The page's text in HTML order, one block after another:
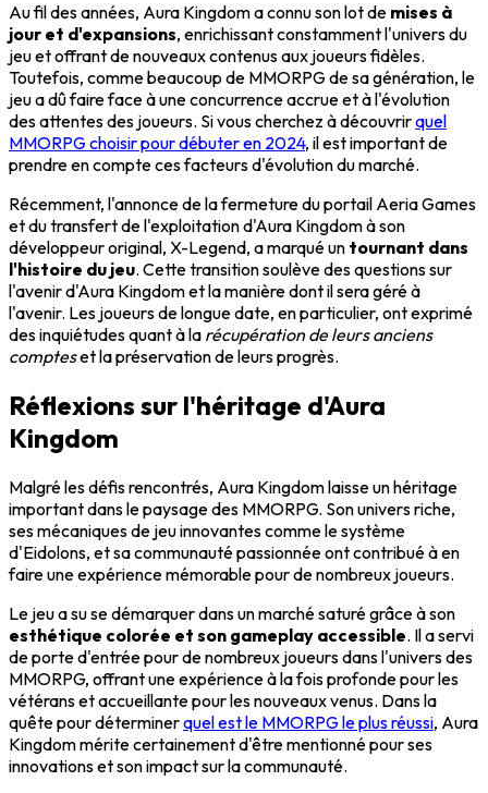
Au fil des années, Aura Kingdom a connu son lot de mises à
jour et d'expansions, enrichissant constamment l'univers du
jeu et offrant de nouveaux contenus aux joueurs fidèles.
Toutefois, comme beaucoup de MMORPG de sa génération, le
jeu a dû faire face à une concurrence accrue et à l'évolution
des attentes des joueurs. Si vous cherchez à découvrirquel
MMORPG choisir pour débuter en 2024, il est important de
prendre en compte ces facteurs d'évolution du marché.
Récemment, l'annonce de la fermeture du portail Aeria Games
et du transfert de l'exploitation d'Aura Kingdom à son
développeur original, X-Legend, a marqué un tournant dans
l'histoire du jeu. Cette transition soulève des questions sur
l'avenir d'Aura Kingdom et la manière dont il sera géré à
l'avenir. Les joueurs de longue date, en particulier, ont exprimé
des inquiétudes quant à la récupération de leurs anciens
compteset la préservation de leurs progrès.
Réflexions sur l'héritage d'Aura
Kingdom
Malgré les défis rencontrés, Aura Kingdom laisse un héritage
important dans le paysage des MMORPG. Son univers riche,
ses mécaniques de jeu innovantes comme le système
d'Eidolons, et sa communauté passionnée ont contribué à en
faire une expérience mémorable pour de nombreux joueurs.
Le jeu a su se démarquer dans un marché saturé grâce à son
esthétique colorée et son gameplay accessible. Il a servi
de porte d'entrée pour de nombreux joueurs dans l'univers des
MMORPG, offrant une expérience à la fois profonde pour les
vétérans et accueillante pour les nouveaux venus. Dans la
quête pour déterminerquel est le MMORPG le plus réussi, Aura
Kingdom mérite certainement d'être mentionné pour ses
innovations et son impact sur la communauté.